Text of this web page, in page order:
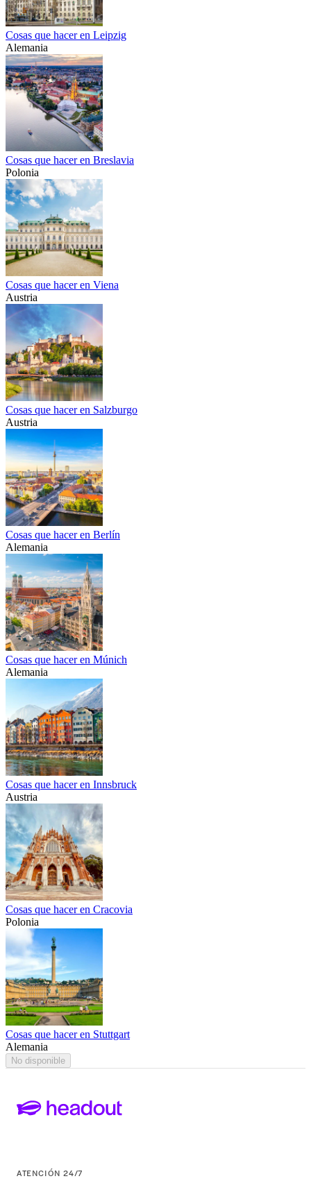
Cosas que hacer en Leipzig
Alemania
Cosas que hacer en Breslavia
Polonia
Cosas que hacer en Viena
Austria
Cosas que hacer en Salzburgo
Austria
Cosas que hacer en Berlín
Alemania
Cosas que hacer en Múnich
Alemania
Cosas que hacer en Innsbruck
Austria
Cosas que hacer en Cracovia
Polonia
Cosas que hacer en Stuttgart
Alemania
No disponible
ATENCIÓN 24/7